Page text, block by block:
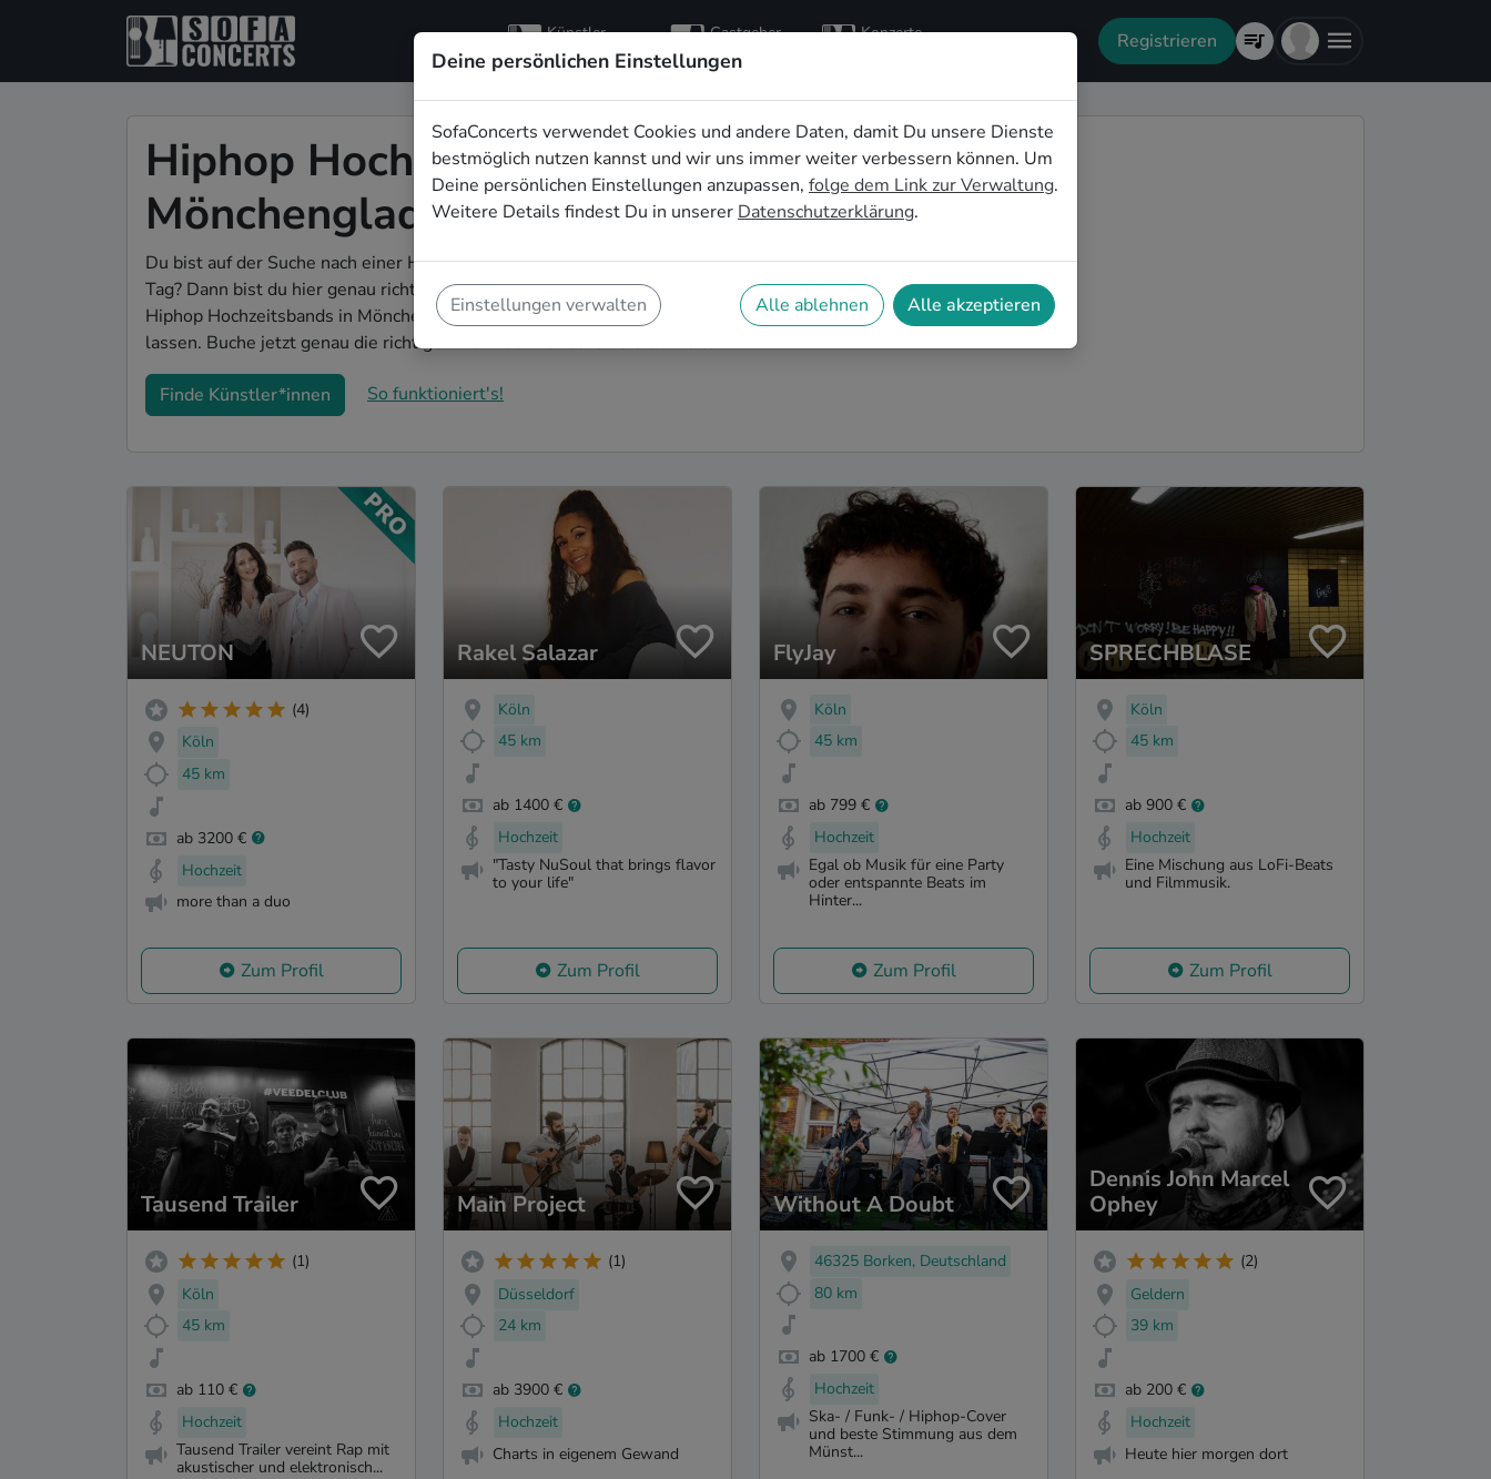
Künstler
entdecken
Gastgeber Konzerte Registrieren
Hiphop Hochzeitsbands buchen in
Mönchengladbach
Du bist auf der Suche nach einer Hiphop Hochzeitsband in Mönchengladbach für Deinen großen
Tag? Dann bist du hier genau richtig! Auf SofaConcerts findest Du eine Vielzahl an professionellen
Hiphop Hochzeitsbands in Mönchengladbach, die euer Fest zu einem echten Highlight werden
lassen. Buche jetzt genau die richtige Live-Musik für eure Feierlichkeiten!
Finde Künstler*innen So funktioniert's!
NEUTON
(4)
Köln
45 km
ab 3200 €
Hochzeit
more than a duo
Zum Profil
Rakel Salazar
Köln
45 km
ab 1400 €
Hochzeit
"Tasty NuSoul that brings flavor
to your life"
Zum Profil
FlyJay
Köln
45 km
ab 799 €
Hochzeit
Egal ob Musik für eine Party
oder entspannte Beats im
Hinter...
Zum Profil
SPRECHBLASE
Köln
45 km
ab 900 €
Hochzeit
Eine Mischung aus LoFi-Beats
und Filmmusik.
Zum Profil
Tausend Trailer
(1)
Köln
45 km
ab 110 €
Hochzeit
Tausend Trailer vereint Rap mit
akustischer und elektronisch...
Main Project
(1)
Düsseldorf
24 km
ab 3900 €
Hochzeit
Charts in eigenem Gewand
Without A Doubt
46325 Borken, Deutschland
80 km
ab 1700 €
Hochzeit
Ska- / Funk- / Hiphop-Cover
und beste Stimmung aus dem
Münst...
Dennis John Marcel
Ophey
(2)
Geldern
39 km
ab 200 €
Hochzeit
Heute hier morgen dort
Deine persönlichen Einstellungen
SofaConcerts verwendet Cookies und andere Daten, damit Du unsere Dienste
bestmöglich nutzen kannst und wir uns immer weiter verbessern können. Um
Deine persönlichen Einstellungen anzupassen, folge dem Link zur Verwaltung.
Weitere Details findest Du in unserer Datenschutzerklärung.
Einstellungen verwalten Alle ablehnen Alle akzeptieren